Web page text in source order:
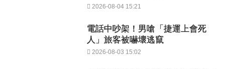
2026-08-04 15:21
電話中吵架！男嗆「捷運上會死
人」旅客被嚇壞逃竄
2026-08-03 15:02